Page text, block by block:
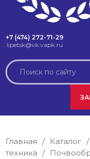
+7 (474) 272-71-29
lipetsk@vk.vapk.ru
Главная / Каталог /
техника /